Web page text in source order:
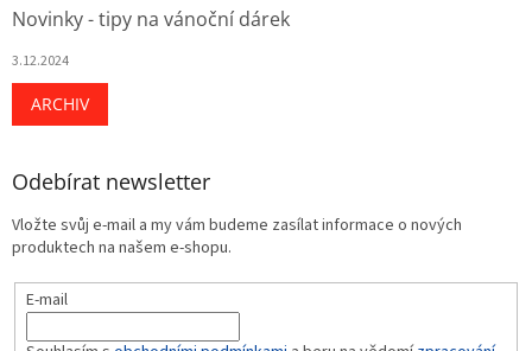
Novinky - tipy na vánoční dárek
3.12.2024
ARCHIV
Odebírat newsletter
Vložte svůj e-mail a my vám budeme zasílat informace o nových
produktech na našem e-shopu.
E-mail